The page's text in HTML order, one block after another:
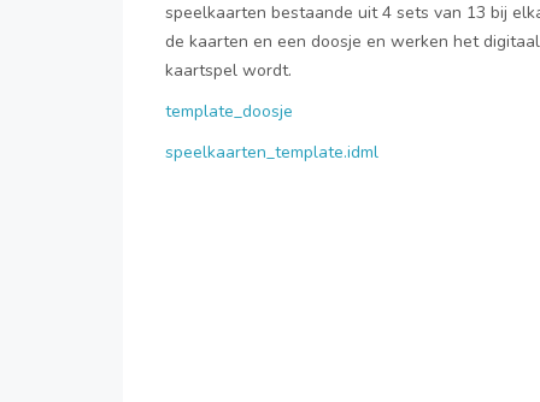
speelkaarten bestaande uit 4 sets van 13 bij
de kaarten en een doosje en werken het
kaartspel wordt.
template_doosje
speelkaarten_template.idml